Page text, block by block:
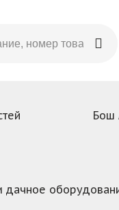
Бош
дачное